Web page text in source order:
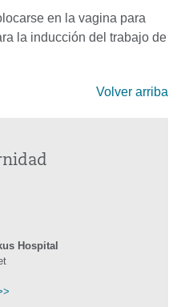
en la vagina para
la inducción del trabajo de
Volver arriba
Hospital